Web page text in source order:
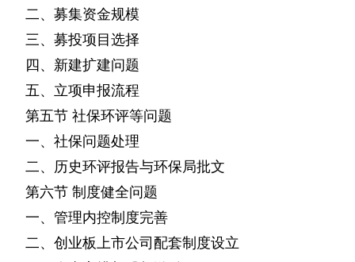
二、募集资金规模
三、募投项目选择
四、新建扩建问题
五、立项申报流程
第五节 社保环评等问题
一、社保问题处理
二、历史环评报告与环保局批文
第六节 制度健全问题
一、管理内控制度完善
二、创业板上市公司配套制度设立